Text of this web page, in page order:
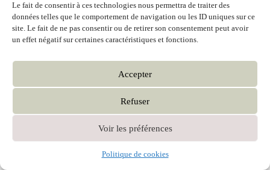
Le fait de consentir à ces technologies nous permettra de traiter des
données telles que le comportement de navigation ou les ID uniques sur ce
site. Le fait de ne pas consentir ou de retirer son consentement peut avoir
un effet négatif sur certaines caractéristiques et fonctions.
Accepter
Refuser
Voir les préférences
Politique de cookies